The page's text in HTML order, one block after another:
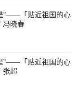
”——「贴近祖国的心
冯晓春
”——「贴近祖国的心
张超